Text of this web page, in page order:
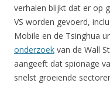
verhalen blijkt dat er op
VS worden gevoerd,
Mobile en de Tsinghua
onderzoek van de Wall
aangeeft dat spionage
snelst groeiende